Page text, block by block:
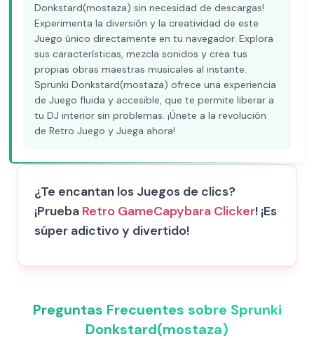
Donkstard(mostaza) sin necesidad de descargas!
Experimenta la diversión y la creatividad de este
Juego único directamente en tu navegador. Explora
sus características, mezcla sonidos y crea tus
propias obras maestras musicales al instante.
Sprunki Donkstard(mostaza) ofrece una experiencia
de Juego fluida y accesible, que te permite liberar a
tu DJ interior sin problemas. ¡Únete a la revolución
de Retro Juego y Juega ahora!
¿Te encantan los Juegos de clics?
¡Prueba Retro GameCapybara Clicker! ¡Es
súper adictivo y divertido!
Preguntas Frecuentes sobre Sprunki
Donkstard(mostaza)